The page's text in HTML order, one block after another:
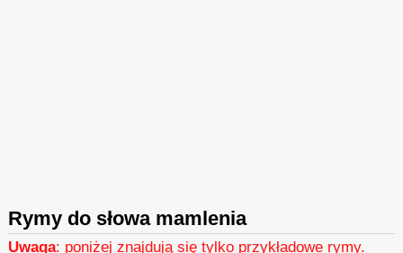
Rymy do słowa mamlenia
Uwaga: poniżej znajdują się tylko przykładowe rymy.